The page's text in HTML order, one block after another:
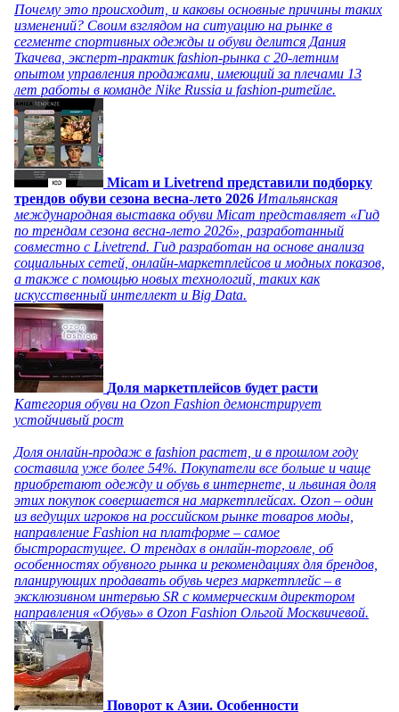
Почему это происходит, и каковы основные причины таких
изменений? Своим взглядом на ситуацию на рынке в
сегменте спортивных одежды и обуви делится Дания
Ткачева, эксперт-практик fashion-рынка с 20-летним
опытом управления продажами, имеющий за плечами 13
лет работы в команде Nike Russia и fashion-ритейле.
Micam и Livetrend представили подборку
трендов обуви сезона весна-лето 2026 Итальянская
международная выставка обуви Micam представляет «Гид
по трендам сезона весна-лето 2026», разработанный
совместно с Livetrend. Гид разработан на основе анализа
социальных сетей, онлайн-маркетплейсов и модных показов,
а также с помощью новых технологий, таких как
искусственный интеллект и Big Data.
Доля маркетплейсов будет расти
Категория обуви на Ozon Fashion демонстрирует
устойчивый рост
Доля онлайн-продаж в fashion растет, и в прошлом году
составила уже более 54%. Покупатели все больше и чаще
приобретают одежду и обувь в интернете, и львиная доля
этих покупок совершается на маркетплейсах. Ozon – один
из ведущих игроков на российском рынке товаров моды,
направление Fashion на платформе – самое
быстрорастущее. О трендах в онлайн-торговле, об
особенностях обувного рынка и рекомендациях для брендов,
планирующих продавать обувь через маркетплейс – в
эксклюзивном интервью SR с коммерческим директором
направления «Обувь» в Ozon Fashion Ольгой Москвичевой.
Поворот к Азии. Особенности